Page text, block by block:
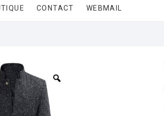
CONTACT WEBMAIL